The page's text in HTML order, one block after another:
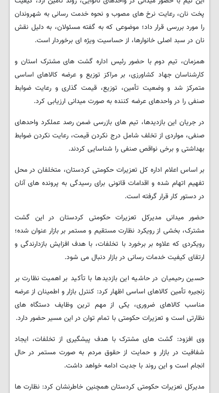
پخت نان، رعایت نرخ های مصوب و نحوه خدمت رسانی به شهروندان
را مورد بررسی قرار داد؛ موضوعی که به گفته مسئولان، به دلیل نقش
نان در سبد اصلی خانوارها، از حساسیت ویژه ای برخوردار است.
همزمان، تیم دوم با حضور رئیس اداره گشت های مشترک استان و
کارشناسان جهاد کشاورزی، بر مراکز توزیع و عرضه کالاهای اساسی
متمرکز شد و وضعیت تأمین، توزیع، قیمت گذاری و رعایت ضوابط
صنفی را در واحدهای عرضه کننده به صورت میدانی ارزیابی کرد.
در جریان این بازدیدها، تیم های بازرسی ضمن رصد عملکرد واحدهای
صنفی، مواردی از تخلف شامل درج نکردن قیمت، رعایت نکردن ضوابط
بهداشتی و برخی نواقص صنفی را شناسایی کردند.
بر اساس اعلام اداره کل تعزیرات حکومتی کردستان، متخلفان در محل
تفهیم اتهام شده و اقدامات قانونی برای رسیدگی به پرونده های آنان
در دستور کار قرار گرفته است.
حضور میدانی مدیرکل تعزیرات حکومتی کردستان در این گشت
مشترک، بخشی از رویکرد نظارت مستقیم و مستمر بر بازار عنوان شده؛
رویکردی که علاوه بر برخورد با تخلفات، با هدف افزایش بازدارندگی و
ارتقای کیفیت خدمات رسانی در بازار دنبال می شود.
حسین رحیمیان در حاشیه این بازدیدها با تأکید بر اهمیت نظارت بر
زنجیره تأمین کالاهای اساسی اظهار کرد: کنترل بازار و اطمینان از عرضه
مناسب کالاهای ضروری، یکی از مهم ترین وظایف دستگاه های
نظارتی است و تعزیرات حکومتی با تمام توان در این مسیر حضور دارد.
وی افزود: گشت های مشترک با هدف پیشگیری از تخلفات، ایجاد
شفافیت در بازار و حمایت از حقوق مردم به صورت مستمر در حال
انجام است و این روند با جدیت ادامه خواهد داشت.
مدیرکل تعزیرات حکومتی کردستان همچنین خاطرنشان کرد: نظارت ها